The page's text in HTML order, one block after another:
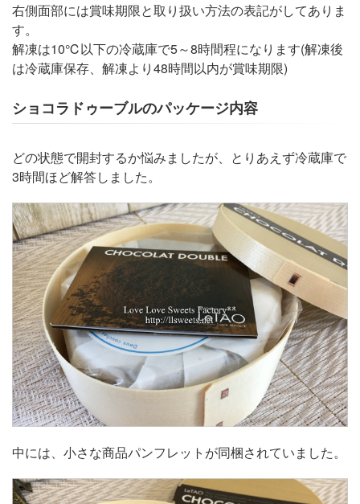
右側面部には賞味期限と取り扱い方法の表記がしてありま
す。
解凍は10℃以下の冷蔵庫で5～8時間程になります(解凍後
は冷蔵庫保存、解凍より48時間以内が賞味期限)
ショコラドゥーブルのパッケージ内容
どの状態で開封するか悩みましたが、とりあえず冷蔵庫で
3時間ほど解答しました。
中には、小さな商品パンフレットが同梱されていました。